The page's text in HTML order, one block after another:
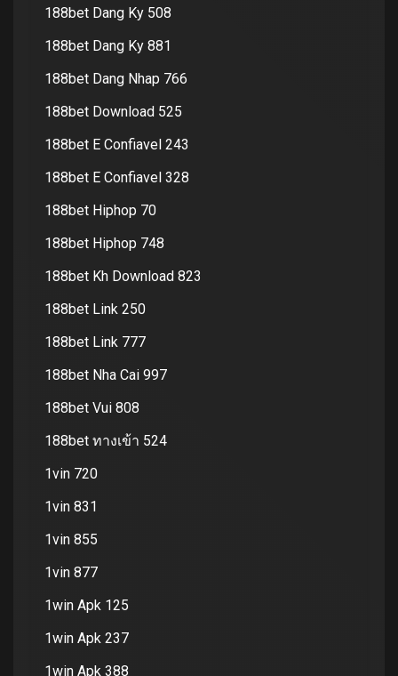
188bet Dang Ky 508
188bet Dang Ky 881
188bet Dang Nhap 766
188bet Download 525
188bet E Confiavel 243
188bet E Confiavel 328
188bet Hiphop 70
188bet Hiphop 748
188bet Kh Download 823
188bet Link 250
188bet Link 777
188bet Nha Cai 997
188bet Vui 808
188bet ทางเข้า 524
1vin 720
1vin 831
1vin 855
1vin 877
1win Apk 125
1win Apk 237
1win Apk 388